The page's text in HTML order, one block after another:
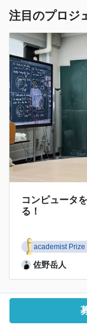
注目のプロジ
コンピュータ
る！
academist Prize
佐野岳人